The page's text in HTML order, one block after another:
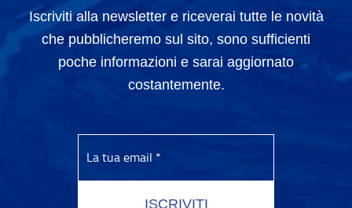
Iscriviti alla newsletter e riceverai tutte le novità
che pubblicheremo sul sito, sono sufficienti
poche informazioni e sarai aggiornato
costantemente.